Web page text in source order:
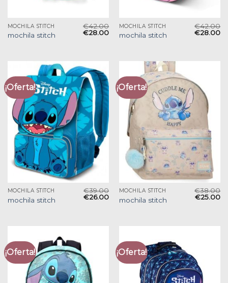
MOCHILA STITCH
mochila stitch
€42.00
€28.00
MOCHILA STITCH
mochila stitch
€42.00
€28.00
¡Oferta!
MOCHILA STITCH
mochila stitch
€39.00
€26.00
¡Oferta!
MOCHILA STITCH
mochila stitch
€38.00
€25.00
¡Oferta! ¡Oferta!